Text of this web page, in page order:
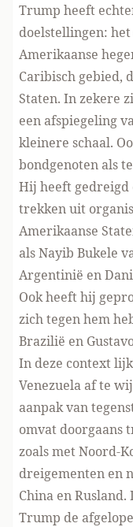
Trump heeft
doelstellingen:
Amerikaanse
Caribisch gebied,
Staten. In zekere
een afspiegeling
kleinere schaal.
bondgenoten als
Hij heeft gedreigd
trekkenuit
Amerikaanse
als Nayib Bukele
Argentinië en
Ook heeft hij
zich tegen hem
Brazilië en
In deze context
Venezuela af te
aanpak van
omvat doorgaans
zoals met Noord-
dreigementen en
China en
Trump de